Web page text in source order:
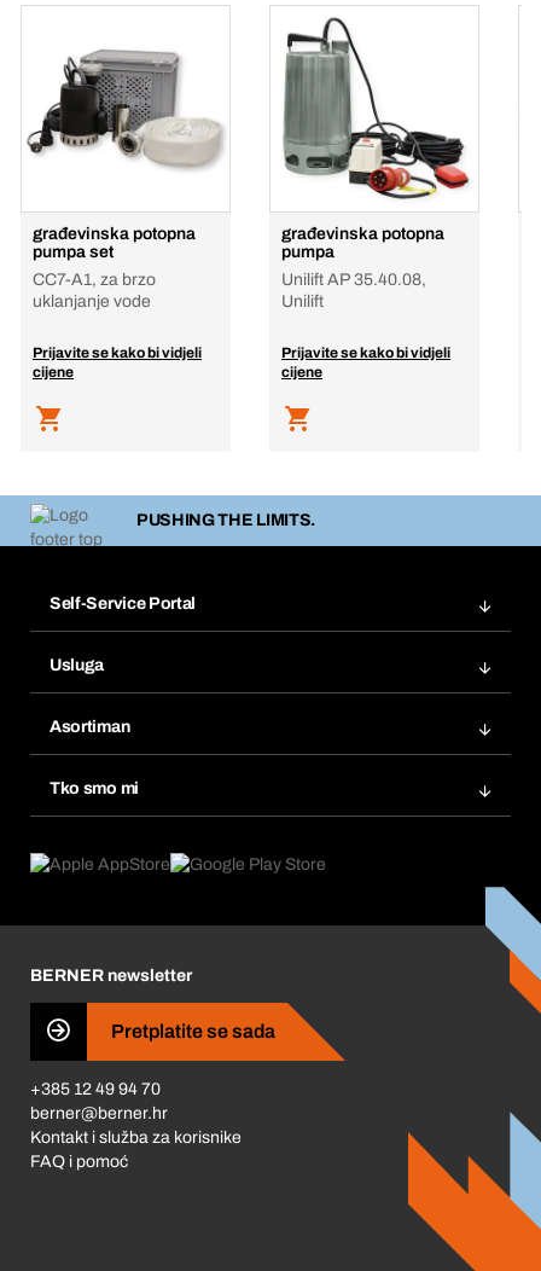
građevinska potopna
pumpa set
CC7-A1, za brzo
uklanjanje vode
Prijavite se kako bi vidjeli
cijene
građevinska potopna
pumpa
Unilift AP 35.40.08,
Unilift
Prijavite se kako bi vidjeli
cijene
PUSHING THE LIMITS.
Self-Service Portal
Popisi želja
Ponovno naručivanje
Pretplate
Usluga
Tražitelji proizvoda
Asortiman
Tko smo mi
Što nas pokreće
Business Conduct
BERNER newsletter
Pretplatite se sada
+385 12 49 94 70
berner@berner.hr
Kontakt i služba za korisnike
FAQ i pomoć